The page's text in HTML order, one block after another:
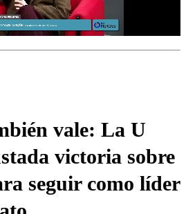
vale: La U
victoria sobre
seguir como líder